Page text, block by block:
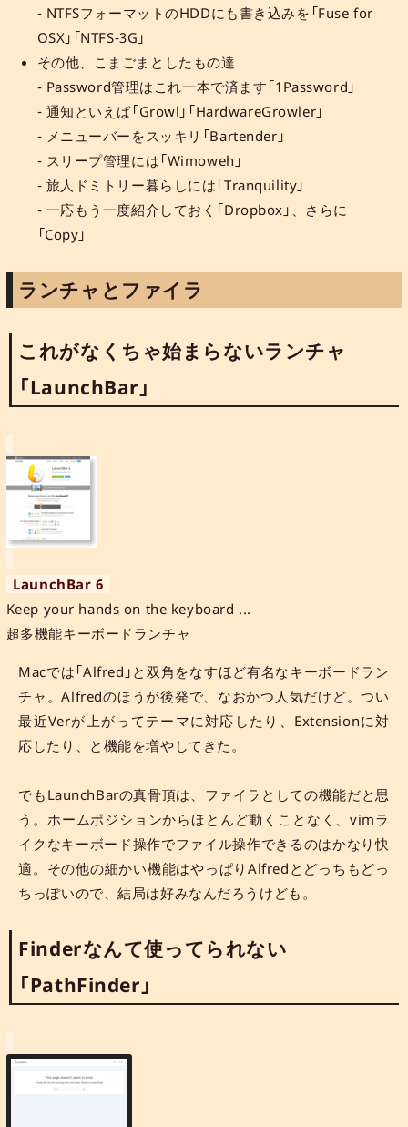
- NTFSフォーマットのHDDにも書き込みを「Fuse for
OSX」「NTFS-3G」
その他、こまごまとしたもの達
- Password管理はこれ一本で済ます「1Password」
- 通知といえば「Growl」「HardwareGrowler」
- メニューバーをスッキリ「Bartender」
- スリープ管理には「Wimoweh」
- 旅人ドミトリー暮らしには「Tranquility」
- 一応もう一度紹介しておく「Dropbox」、さらに
「Copy」
ランチャとファイラ
これがなくちゃ始まらないランチャ
「LaunchBar」
LaunchBar 6
Keep your hands on the keyboard ...
超多機能キーボードランチャ
Macでは「Alfred」と双角をなすほど有名なキーボードラン
チャ。Alfredのほうが後発で、なおかつ人気だけど。つい
最近Verが上がってテーマに対応したり、Extensionに対
応したり、と機能を増やしてきた。
でもLaunchBarの真骨頂は、ファイラとしての機能だと思
う。ホームポジションからほとんど動くことなく、vimラ
イクなキーボード操作でファイル操作できるのはかなり快
適。その他の細かい機能はやっぱりAlfredとどっちもどっ
ちっぽいので、結局は好みなんだろうけども。
Finderなんて使ってられない
「PathFinder」